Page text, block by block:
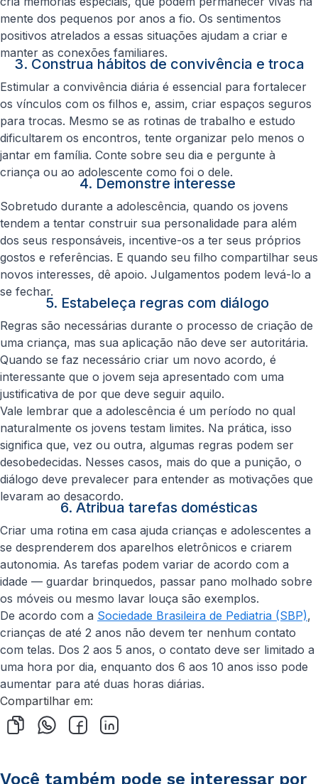
mente dos pequenos por anos a fio. Os sentimentos
positivos atrelados a essas situações ajudam a criar e
manter as conexões familiares.
3. Construa hábitos de convivência e troca
Estimular a convivência diária é essencial para fortalecer
os vínculos com os filhos e, assim, criar espaços seguros
para trocas. Mesmo se as rotinas de trabalho e estudo
dificultarem os encontros, tente organizar pelo menos o
jantar em família. Conte sobre seu dia e pergunte à
criança ou ao adolescente como foi o dele.
4. Demonstre interesse
Sobretudo durante a adolescência, quando os jovens
tendem a tentar construir sua personalidade para além
dos seus responsáveis, incentive-os a ter seus próprios
gostos e referências. E quando seu filho compartilhar seus
novos interesses, dê apoio. Julgamentos podem levá-lo a
se fechar.
5. Estabeleça regras com diálogo
Regras são necessárias durante o processo de criação de
uma criança, mas sua aplicação não deve ser autoritária.
Quando se faz necessário criar um novo acordo, é
interessante que o jovem seja apresentado com uma
justificativa de por que deve seguir aquilo.
Vale lembrar que a adolescência é um período no qual
naturalmente os jovens testam limites. Na prática, isso
significa que, vez ou outra, algumas regras podem ser
desobedecidas. Nesses casos, mais do que a punição, o
diálogo deve prevalecer para entender as motivações que
levaram ao desacordo.
6. Atribua tarefas domésticas
Criar uma rotina em casa ajuda crianças e adolescentes a
se desprenderem dos aparelhos eletrônicos e criarem
autonomia. As tarefas podem variar de acordo com a
idade — guardar brinquedos, passar pano molhado sobre
os móveis ou mesmo lavar louça são exemplos.
De acordo com a Sociedade Brasileira de Pediatria (SBP),
crianças de até 2 anos não devem ter nenhum contato
com telas. Dos 2 aos 5 anos, o contato deve ser limitado a
uma hora por dia, enquanto dos 6 aos 10 anos isso pode
aumentar para até duas horas diárias.
Compartilhar em:
Você também pode se interessar por